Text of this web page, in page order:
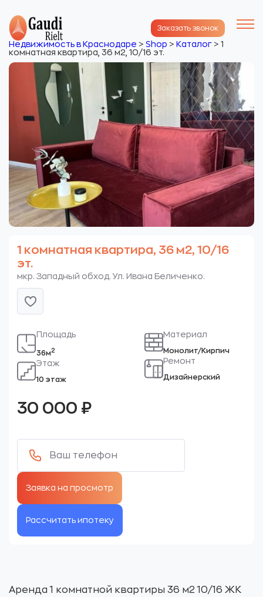
Заказать звонок
Недвижимость в Краснодаре > Shop > Каталог > 1
комнатная квартира, 36 м2, 10/16 эт.
1 комнатная квартира, 36 м2, 10/16
эт.
мкр. Западный обход. Ул. Ивана Беличенко.
Площадь
36м2
Этаж
10 этаж
Материал
Монолит/Кирпич
Ремонт
Дизайнерский
30 000 ₽
Рассчитать ипотеку
Аренда 1 комнатной квартиры 36 м2 10/16 ЖК